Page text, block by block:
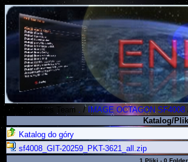
Polish Koders Team /IMAGE OCTAGON SF4008
Katalog/Plik
Katalog do góry
sf4008_GIT-20259_PKT-3621_all.zip
1 Pliki - 0